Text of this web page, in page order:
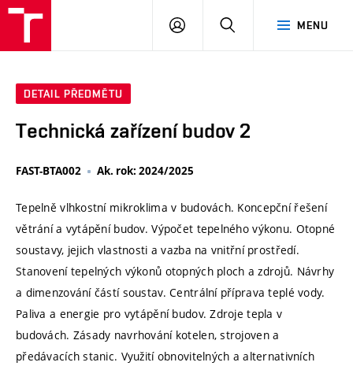
MENU
PŘIHLÁSIT
DETAIL PŘEDMĚTU
Technická zařízení budov 2
FAST-BTA002 Ak. rok: 2024/2025
Tepelně vlhkostní mikroklima v budovách. Koncepční řešení
větrání a vytápění budov. Výpočet tepelného výkonu. Otopné
soustavy, jejich vlastnosti a vazba na vnitřní prostředí.
Stanovení tepelných výkonů otopných ploch a zdrojů. Návrhy
a dimenzování částí soustav. Centrální příprava teplé vody.
Paliva a energie pro vytápění budov. Zdroje tepla v
budovách. Zásady navrhování kotelen, strojoven a
předávacích stanic. Využití obnovitelných a alternativních